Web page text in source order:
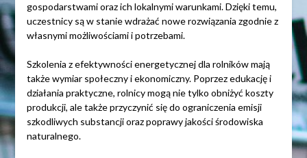
gospodarstwami oraz ich lokalnymi warunkami. Dzięki temu,
uczestnicy są w stanie wdrażać nowe rozwiązania zgodnie z
własnymi możliwościami i potrzebami.
Szkolenia z efektywności energetycznej dla rolników mają
także wymiar społeczny i ekonomiczny. Poprzez edukację i
działania praktyczne, rolnicy mogą nie tylko obniżyć koszty
produkcji, ale także przyczynić się do ograniczenia emisji
szkodliwych substancji oraz poprawy jakości środowiska
naturalnego.